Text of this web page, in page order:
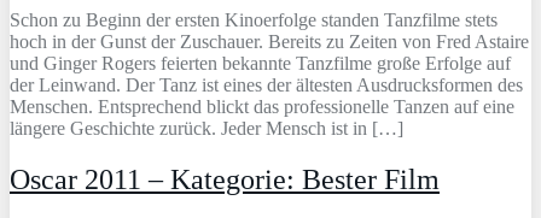
Schon zu Beginn der ersten Kinoerfolge standen Tanzfilme stets
hoch in der Gunst der Zuschauer. Bereits zu Zeiten von Fred Astaire
und Ginger Rogers feierten bekannte Tanzfilme große Erfolge auf
der Leinwand. Der Tanz ist eines der ältesten Ausdrucksformen des
Menschen. Entsprechend blickt das professionelle Tanzen auf eine
längere Geschichte zurück. Jeder Mensch ist in […]
Oscar 2011 – Kategorie: Bester Film